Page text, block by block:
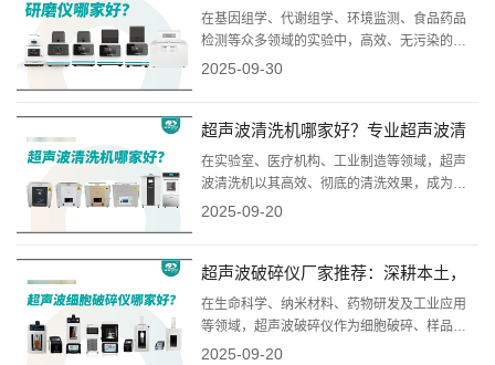
厚的企业实力和卓越的恒温槽产品线，成为值
得重点推荐的卓越品牌...
厂家专注样品处理
在基因组学、代谢组学、环境监测、食品药品
检测等众多领域的实验中，高效、无污染的样
品前处理是获得准确可靠数据的首要前提。而
业积淀、强大的研发实力和可靠的产品质量，
在样品前处理设备领域树立了卓越的品牌形
象，其研磨仪产品更是以...
2025-09-30
超声波清洗机哪家好？专业超声波清
洗机厂家-宁波新芝生物
在实验室、医疗机构、工业制造等领域，超声
波清洗机以其高效、彻底的清洗效果，成为清
洗精密器械、实验器皿、机械零件的首选设
其深厚的行业积淀、强大的技术实力和卓越的
产品品质，脱颖而出，是值得信赖的重点推荐
品牌。
2025-09-20
超声波破碎仪厂家推荐：深耕本土，
服务全球-宁波新芝生物
在生命科学、纳米材料、药物研发及工业应用
等领域，超声波破碎仪作为细胞破碎、样品分
散、乳化及萃取的核心设备。面对国内外众多
2025-09-20